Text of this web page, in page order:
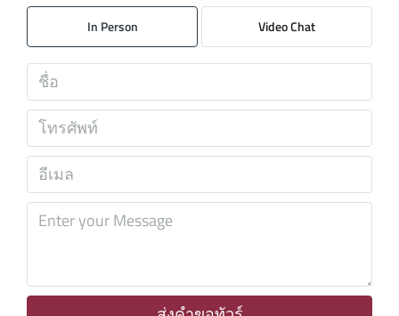
11
12
13
14
ส.ค.
In Person Video Chat